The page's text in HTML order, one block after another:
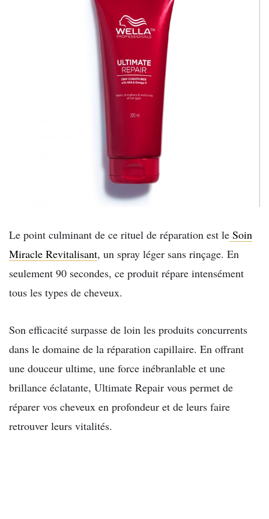
Le point culminant de ce rituel de réparation est le Soin
Miracle Revitalisant, un spray léger sans rinçage. En
seulement 90 secondes, ce produit répare intensément
tous les types de cheveux.
Son efficacité surpasse de loin les produits concurrents
dans le domaine de la réparation capillaire. En offrant
une douceur ultime, une force inébranlable et une
brillance éclatante, Ultimate Repair vous permet de
réparer vos cheveux en profondeur et de leurs faire
retrouver leurs vitalités.